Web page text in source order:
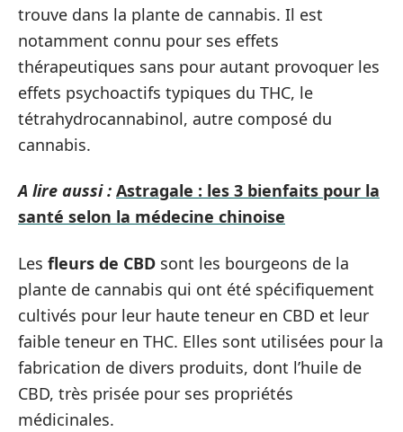
trouve dans la plante de cannabis. Il est
notamment connu pour ses effets
thérapeutiques sans pour autant provoquer les
effets psychoactifs typiques du THC, le
tétrahydrocannabinol, autre composé du
cannabis.
A lire aussi : Astragale : les 3 bienfaits pour la
santé selon la médecine chinoise
Les fleurs de CBD sont les bourgeons de la
plante de cannabis qui ont été spécifiquement
cultivés pour leur haute teneur en CBD et leur
faible teneur en THC. Elles sont utilisées pour la
fabrication de divers produits, dont l’huile de
CBD, très prisée pour ses propriétés
médicinales.